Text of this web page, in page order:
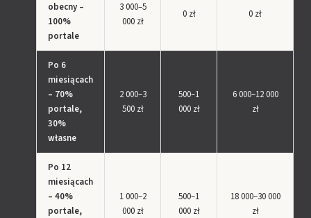
obecny –
100%
portale
3 000–5
000 zł
0 zł 0 zł
Po 6
miesiącach
– 70%
portale,
30%
własne
2 000–3
500 zł
500–1
000 zł
6 000–12 000
zł
Po 12
miesiącach
– 40%
portale,
1 000–2
000 zł
500–1
000 zł
18 000–30 000
zł